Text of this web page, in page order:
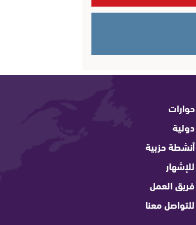
حوارات
دولية
أنشطة حزبية
للإشهار
فريق العمل
للتواصل معنا